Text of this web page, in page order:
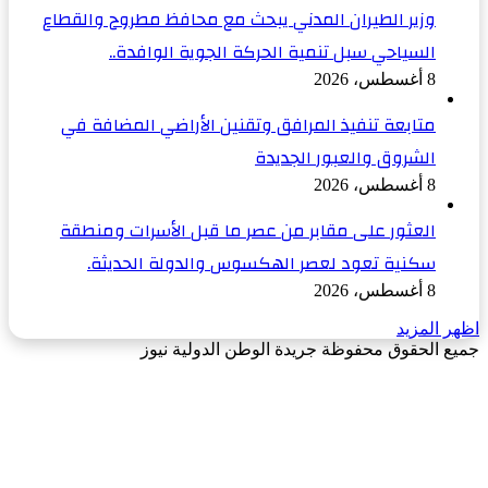
وزير الطيران المدني يبحث مع محافظ مطروح والقطاع
السياحي سبل تنمية الحركة الجوية الوافدة..
8 أغسطس، 2026
متابعة تنفيذ المرافق وتقنين الأراضي المضافة في
الشروق والعبور الجديدة
8 أغسطس، 2026
العثور على مقابر من عصر ما قبل الأسرات ومنطقة
سكنية تعود لعصر الهكسوس والدولة الحديثة.
8 أغسطس، 2026
اظهر المزيد
جميع الحقوق محفوظة جريدة الوطن الدولية نيوز